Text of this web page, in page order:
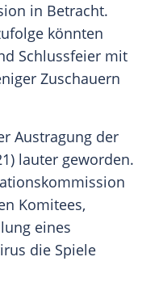
in Betracht.
könnten
Schlussfeier mit
Zuschauern
Austragung der
lauter geworden.
Komitees,
eines
die Spiele